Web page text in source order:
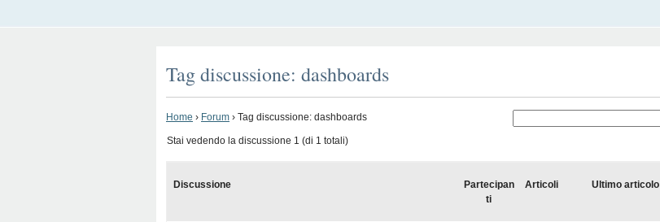
Tag discussione: dashboards
Home › Forum › Tag discussione: dashboards
Stai vedendo la discussione 1 (di 1 totali)
Discussione
Partecipan
ti
Articoli Ultimo articolo